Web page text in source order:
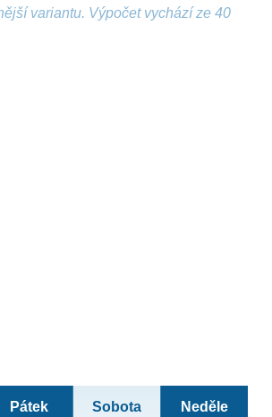
variantu. Výpočet vychází ze 40
Pátek Sobota Neděle